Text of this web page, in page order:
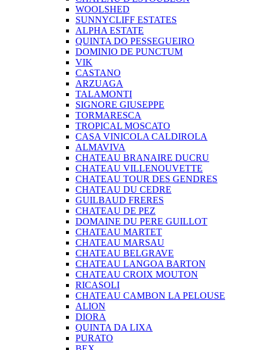
WOOLSHED
SUNNYCLIFF ESTATES
ALPHA ESTATE
QUINTA DO PESSEGUEIRO
DOMINIO DE PUNCTUM
VIK
CASTANO
ARZUAGA
TALAMONTI
SIGNORE GIUSEPPE
TORMARESCA
TROPICAL MOSCATO
CASA VINICOLA CALDIROLA
ALMAVIVA
CHATEAU BRANAIRE DUCRU
CHATEAU VILLENOUVETTE
CHATEAU TOUR DES GENDRES
CHATEAU DU CEDRE
GUILBAUD FRERES
CHATEAU DE PEZ
DOMAINE DU PERE GUILLOT
CHATEAU MARTET
CHATEAU MARSAU
CHATEAU BELGRAVE
CHATEAU LANGOA BARTON
CHATEAU CROIX MOUTON
RICASOLI
CHATEAU CAMBON LA PELOUSE
ALION
DIORA
QUINTA DA LIXA
PURATO